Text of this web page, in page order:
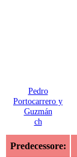
Pedro
Portocarrero y
Guzmán
ch
Predecessore: